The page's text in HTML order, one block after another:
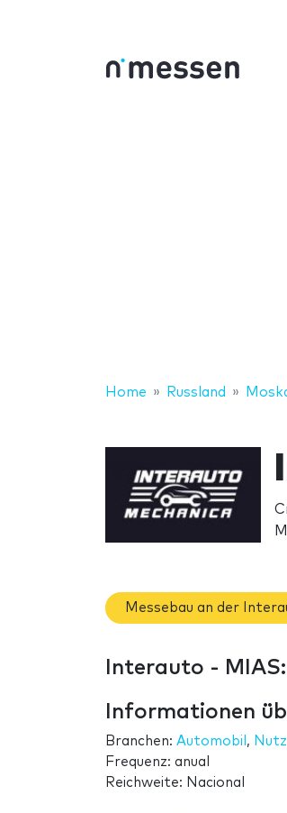
Home Russland
Messebau an der
Interauto -
Informationen
Branchen: Automobil ,
Frequenz: anual
Reichweite: Nacional